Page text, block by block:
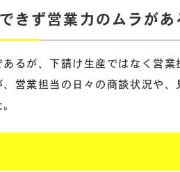
きず営業力のムラがあ
あるが、下請け生産ではなく営
営業担当の日々の商談状況や